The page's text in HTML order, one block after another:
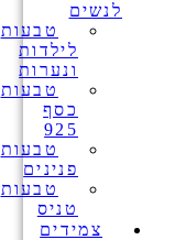
לנשים
טבעות
לילדות
ונערות
טבעות
כסף
925
טבעות
פנינים
טבעות
טניס
צמידים